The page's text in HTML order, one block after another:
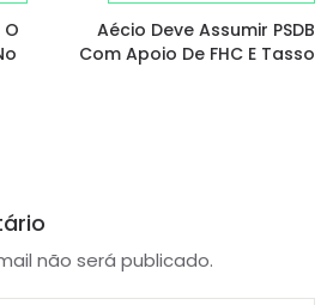
Aécio Deve Assumir PSDB
Com Apoio De FHC E Tasso
não será publicado.